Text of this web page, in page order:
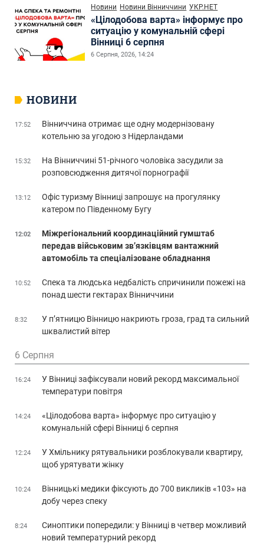
Новини Новини Вінниччини УКР.НЕТ
«Цілодобова варта» інформує про
ситуацію у комунальній сфері
Вінниці 6 серпня
6 Серпня, 2026, 14:24
НОВИНИ
17:52
Вінниччина отримає ще одну модернізовану
котельню за угодою з Нідерландами
15:32
На Вінниччині 51-річного чоловіка засудили за
розповсюдження дитячої порнографії
13:12
Офіс туризму Вінниці запрошує на прогулянку
катером по Південному Бугу
12:02
Міжрегіональний координаційний гумштаб
передав військовим зв’язківцям вантажний
автомобіль та спеціалізоване обладнання
10:52
Спека та людська недбалість спричинили пожежі на
понад шести гектарах Вінниччини
8:32
У п’ятницю Вінницю накриють гроза, град та сильний
шквалистий вітер
6 Серпня
16:24
У Вінниці зафіксували новий рекорд максимальної
температури повітря
14:24
«Цілодобова варта» інформує про ситуацію у
комунальній сфері Вінниці 6 серпня
12:24
У Хмільнику рятувальники розблокували квартиру,
щоб урятувати жінку
10:24
Вінницькі медики фіксують до 700 викликів «103» на
добу через спеку
8:24
Синоптики попередили: у Вінниці в четвер можливий
новий температурний рекорд